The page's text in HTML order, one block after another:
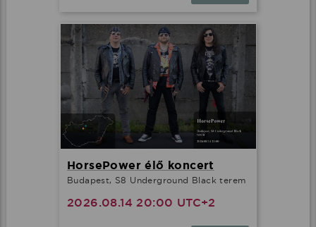
HorsePower élő koncert
Budapest, S8 Underground Black terem
2026.08.14 20:00 UTC+2